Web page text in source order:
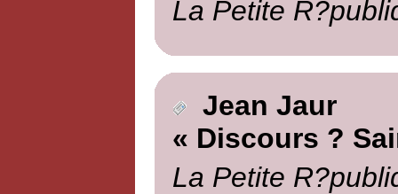
La Petite
Jean Jaur
« Discours ?
La Petite